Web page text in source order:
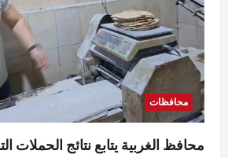
محافظات
محافظ الغربية يتابع نتائج الحملات